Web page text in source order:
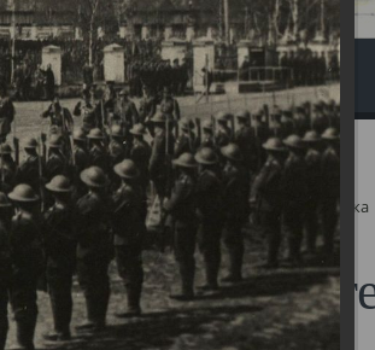
Вопрос-ответ
Свято-Троицкий собор Архангельска
собор